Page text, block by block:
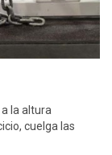
la altura
cuelga las